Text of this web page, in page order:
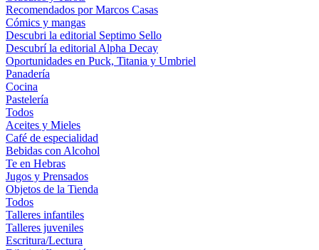
Recomendados por Marcos Casas
Cómics y mangas
Descubri la editorial Septimo Sello
Descubrí la editorial Alpha Decay
Oportunidades en Puck, Titania y Umbriel
Panadería
Cocina
Pastelería
Todos
Aceites y Mieles
Café de especialidad
Bebidas con Alcohol
Te en Hebras
Jugos y Prensados
Objetos de la Tienda
Todos
Talleres infantiles
Talleres juveniles
Escritura/Lectura